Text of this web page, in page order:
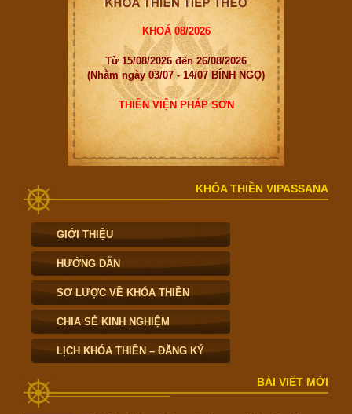
KHOÁ 08/2026
Từ 15/08/2026 đến 26/08/2026
(Nhằm ngày 03/07 - 14/07 BÍNH NGỌ)
THIỀN VIỆN PHÁP SƠN
KHÓA THIỀN VIPASSANA
GIỚI THIỆU
HƯỚNG DẪN
SƠ LƯỢC VỀ KHÓA THIỀN
CHIA SẺ KINH NGHIỆM
LỊCH KHÓA THIỀN – ĐĂNG KÝ
BÀI VIẾT MỚI